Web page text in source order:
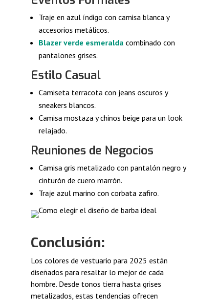
Traje en azul índigo con camisa blanca y
accesorios metálicos.
Blazer verde esmeraldacombinado con
pantalones grises.
Estilo Casual
Camiseta terracota con jeans oscuros y
sneakers blancos.
Camisa mostaza y chinos beige para un look
relajado.
Reuniones de Negocios
Camisa gris metalizado con pantalón negro y
cinturón de cuero marrón.
Traje azul marino con corbata zafiro.
Conclusión:
Los colores de vestuario para 2025 están
diseñados para resaltar lo mejor de cada
hombre. Desde tonos tierra hasta grises
metalizados, estas tendencias ofrecen